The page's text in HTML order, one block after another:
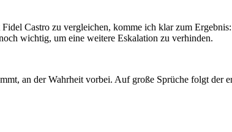
Castro zu vergleichen, komme ich klar zum
wichtig, um eine weitere Eskalation zu verhinden.
an der Wahrheit vorbei. Auf große Sprüche folgt der